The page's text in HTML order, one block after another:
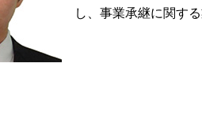
し、事業承継に関す